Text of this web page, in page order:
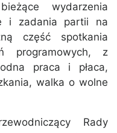
wydarzenia
i zadania partii na
część spotkania
programowych, z
praca i płaca,
walka o wolne
Rady